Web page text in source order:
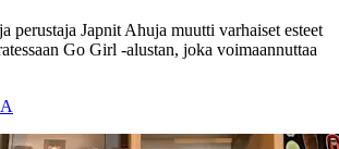
perustaja Japnit Ahuja muutti varhaiset esteet
Go Girl -alustan, joka voimaannuttaa